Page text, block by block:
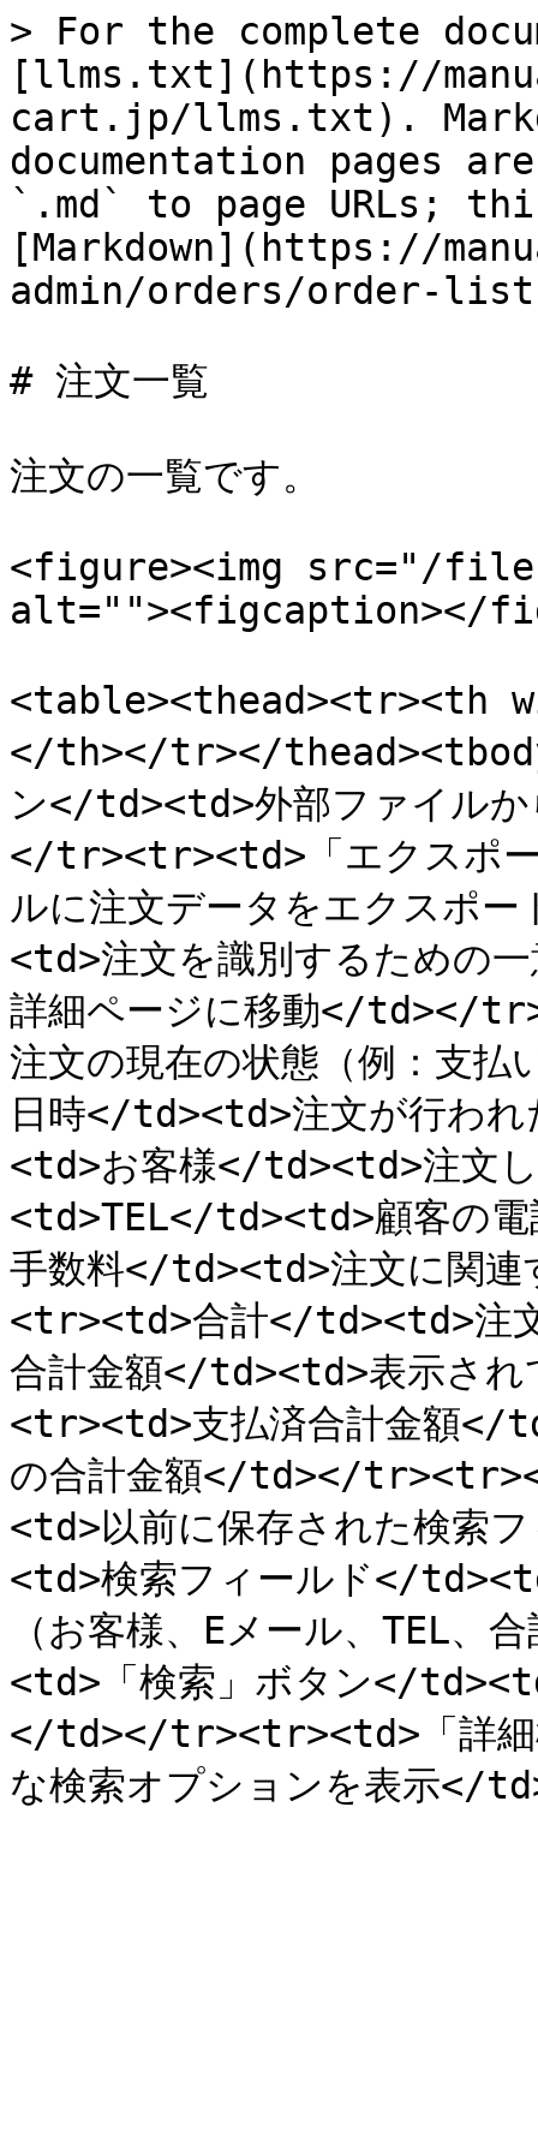
> For the complete
[llms.txt](https://
cart.jp/llms.txt).
documentation pages
`.md` to page URLs;
[Markdown](https://
admin/orders/order-
# 注文一覧
注文の一覧です。
<figure><img src="/files/
alt=""><figcaption></
<table><thead><tr><th
</th></tr></
ン</td><td>外部ファイル
</tr><tr><td>「エクスポ
ルに注文データをエクス
<td>注文を識別するための
詳細ページに移動</td></
注文の現在の状態（例：支
日時</td><td>注文が行わ
<td>お客様</td><td>注文
<td>TEL</td><td>顧客の
手数料</td><td>注文に関
<tr><td>合計</td><td>注
合計金額</td><td>表示さ
<tr><td>支払済合計金額</
の合計金額</td></
<td>以前に保存された検
<td>検索フィールド</
（お客様、Eメール、TEL
<td>「検索」ボタン</
</td></tr><tr><td>「詳細